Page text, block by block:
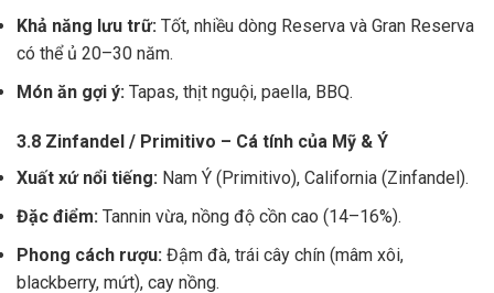
Khả năng lưu trữ: Tốt, nhiều dòng Reserva và Gran Reserva
có thể ủ 20–30 năm.
Món ăn gợi ý: Tapas, thịt nguội, paella, BBQ.
3.8 Zinfandel / Primitivo – Cá tính của Mỹ & Ý
Xuất xứ nổi tiếng: Nam Ý (Primitivo), California (Zinfandel).
Đặc điểm: Tannin vừa, nồng độ cồn cao (14–16%).
Phong cách rượu: Đậm đà, trái cây chín (mâm xôi,
blackberry, mứt), cay nồng.